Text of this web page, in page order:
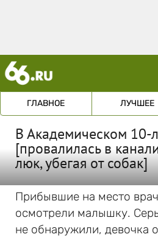
ГЛАВНОЕ ЛУЧШЕЕ
В Академическом 10-
[провалилась в
люк, убегая от собак]
Прибывшие на место
осмотрели малышку.
не обнаружили, девочка